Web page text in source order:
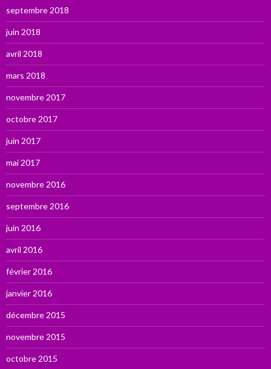
septembre 2018
juin 2018
avril 2018
mars 2018
novembre 2017
octobre 2017
juin 2017
mai 2017
novembre 2016
septembre 2016
juin 2016
avril 2016
février 2016
janvier 2016
décembre 2015
novembre 2015
octobre 2015